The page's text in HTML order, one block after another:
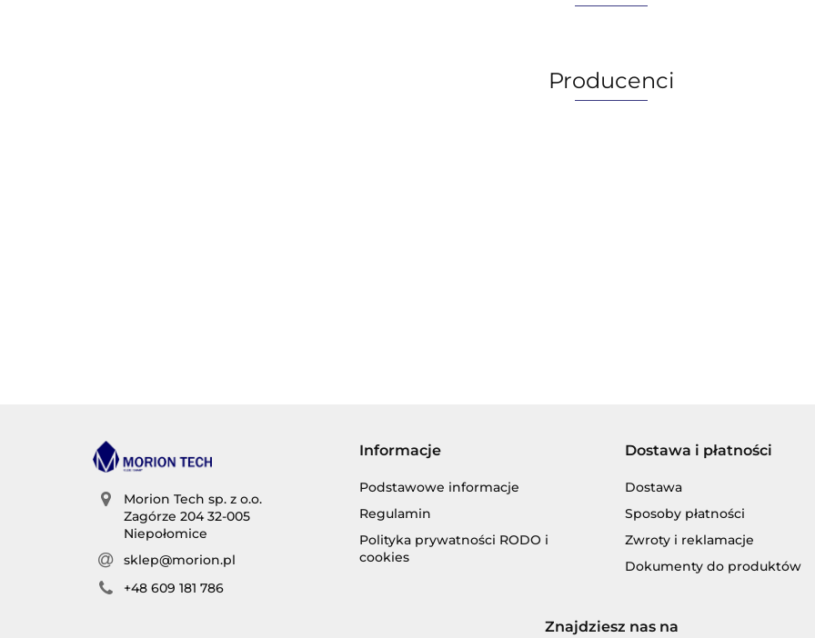
Producenci
BLASER
CASTROL
Morion Tech sp. z o.o.
Zagórze 204 32-005
Niepołomice
sklep@morion.pl
+48 609 181 786
Informacje
Podstawowe informacje
Regulamin
Polityka prywatności RODO i
cookies
Dostawa i płatności
Dostawa
Sposoby płatności
Zwroty i reklamacje
Dokumenty do produktów
Znajdziesz nas na